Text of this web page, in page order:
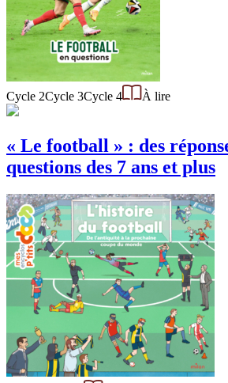
Cycle 2Cycle 3Cycle 4 À lire
« Le football » : des
questions des 7 ans et plus